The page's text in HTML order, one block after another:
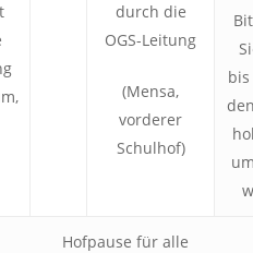
durch die
OGS-Leitung
(Mensa,
vorderer
Schulhof)
Hofpause für alle